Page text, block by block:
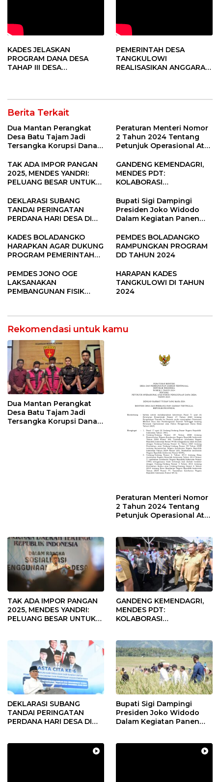
KADES JELASKAN
PROGRAM DANA DESA
TAHAP III DESA
PEMERINTAH DESA
TANGKULOWI
REALISASIKAN ANGGARAN
Berita Terkait
Dua Mantan Perangkat
Desa Batu Tajam Jadi
Tersangka Korupsi Dana
Peraturan Menteri Nomor
2 Tahun 2024 Tentang
Petunjuk Operasional Atas
Desa Tahun 2025
TAK ADA IMPOR PANGAN
2025, MENDES YANDRI:
PELUANG BESAR UNTUK
GANDENG KEMENDAGRI,
MENDES PDT:
KOLABORASI
PEMBANGUNAN DESA
DEKLARASI SUBANG
TANDAI PERINGATAN
PERDANA HARI DESA DI
Bupati Sigi Dampingi
Presiden Joko Widodo
Dalam Kegiatan Panen
Pandere
KADES BOLADANGKO
HARAPKAN AGAR DUKUNG
PROGRAM PEMERINTAH
PEMDES BOLADANGKO
RAMPUNGKAN PROGRAM
DD TAHUN 2024
PEMDES JONO OGE
LAKSANAKAN
PEMBANGUNAN FISIK
HARAPAN KADES
TANGKULOWI DI TAHUN
2024
Rekomendasi untuk kamu
Dua Mantan Perangkat
Desa Batu Tajam Jadi
Tersangka Korupsi Dana
Peraturan Menteri Nomor
2 Tahun 2024 Tentang
Petunjuk Operasional Atas
TAK ADA IMPOR PANGAN
2025, MENDES YANDRI:
PELUANG BESAR UNTUK
GANDENG KEMENDAGRI,
MENDES PDT:
KOLABORASI
DEKLARASI SUBANG
TANDAI PERINGATAN
PERDANA HARI DESA DI
Bupati Sigi Dampingi
Presiden Joko Widodo
Dalam Kegiatan Panen